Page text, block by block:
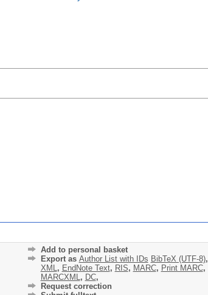
Add to personal basket
Export as Author List with IDs BibTeX (UTF-8),
XML , EndNote Text, RIS, MARC, Print MARC,
MARCXML , DC,
Request correction